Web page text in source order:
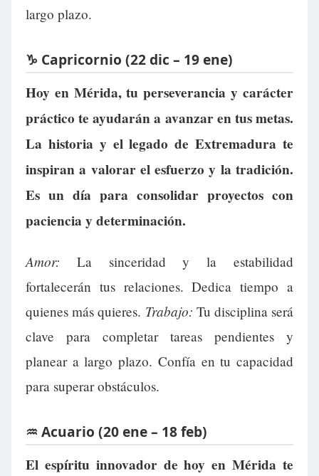
largo plazo.
♑ Capricornio (22 dic – 19 ene)
Hoy en Mérida, tu perseverancia y carácter
práctico te ayudarán a avanzar en tus metas.
La historia y el legado de Extremadura te
inspiran a valorar el esfuerzo y la tradición.
Es un día para consolidar proyectos con
paciencia y determinación.
Amor: La sinceridad y la estabilidad
fortalecerán tus relaciones. Dedica tiempo a
quienes más quieres. Trabajo: Tu disciplina será
clave para completar tareas pendientes y
planear a largo plazo. Confía en tu capacidad
para superar obstáculos.
♒ Acuario (20 ene – 18 feb)
El espíritu innovador de hoy en Mérida te